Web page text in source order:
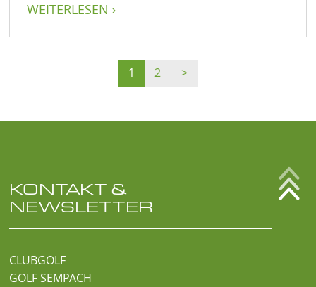
WEITERLESEN
1 2 >
KONTAKT &
NEWSLETTER
CLUBGOLF
GOLF SEMPACH